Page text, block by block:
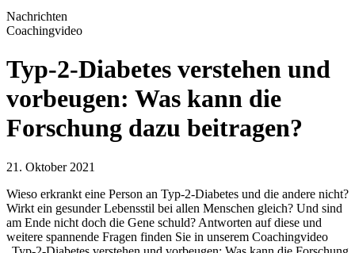
Nachrichten
Coachingvideo
Typ-2-Diabetes verstehen und
vorbeugen: Was kann die
Forschung dazu beitragen?
21. Oktober 2021
Wieso erkrankt eine Person an Typ-2-Diabetes und die andere nicht?
Wirkt ein gesunder Lebensstil bei allen Menschen gleich? Und sind
am Ende nicht doch die Gene schuld? Antworten auf diese und
weitere spannende Fragen finden Sie in unserem Coachingvideo